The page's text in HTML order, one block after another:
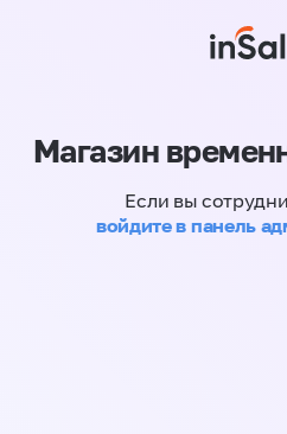
Магазин
Если вы
войдите в панель